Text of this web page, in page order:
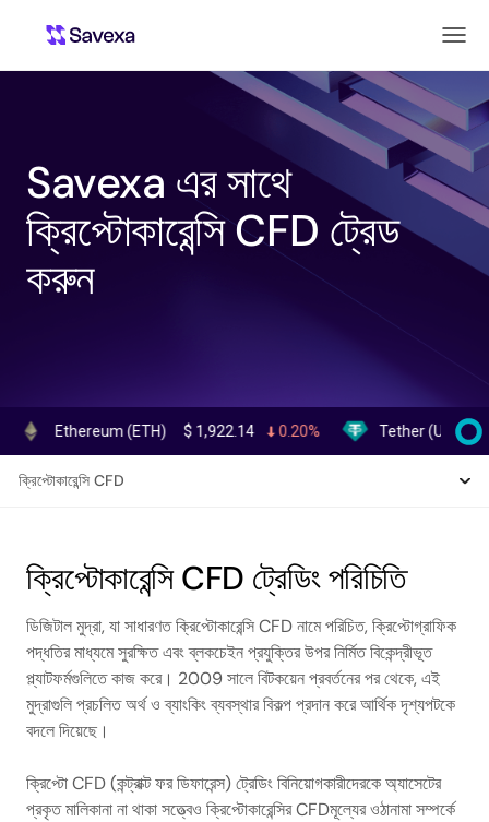
Savexa এর সাথে
ক্রিপ্টোকারেন্সি CFD ট্রেড
করুন
Ethereum (ETH) $1,922.14 0.20% Tether (USDT)
ক্রিপ্টোকারেন্সি CFD
ক্রিপ্টোকারেন্সি CFD ট্রেডিং পরিচিতি
ডিজিটাল মুদ্রা, যা সাধারণত ক্রিপ্টোকারেন্সি CFD নামে পরিচিত, ক্রিপ্টোগ্রাফিক
পদ্ধতির মাধ্যমে সুরক্ষিত এবং ব্লকচেইন প্রযুক্তির উপর নির্মিত বিকেন্দ্রীভূত
প্ল্যাটফর্মগুলিতে কাজ করে। 2009 সালে বিটকয়েন প্রবর্তনের পর থেকে, এই
মুদ্রাগুলি প্রচলিত অর্থ ও ব্যাংকিং ব্যবস্থার বিকল্প প্রদান করে আর্থিক দৃশ্যপটকে
বদলে দিয়েছে।
ক্রিপ্টো CFD (কন্ট্রাক্ট ফর ডিফারেন্স) ট্রেডিং বিনিয়োগকারীদেরকে অ্যাসেটের
প্রকৃত মালিকানা না থাকা সত্ত্বেও ক্রিপ্টোকারেন্সির CFDমূল্যের ওঠানামা সম্পর্কে